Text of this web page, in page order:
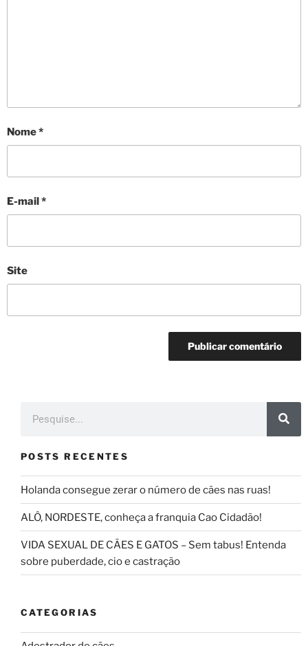
Nome*
E-mail*
Site
POSTS RECENTES
Holanda consegue zerar o número de cães nas ruas!
ALÔ, NORDESTE, conheça a franquia Cao Cidadão!
VIDA SEXUAL DE CÃES E GATOS – Sem tabus! Entenda
sobre puberdade, cio e castração
CATEGORIAS